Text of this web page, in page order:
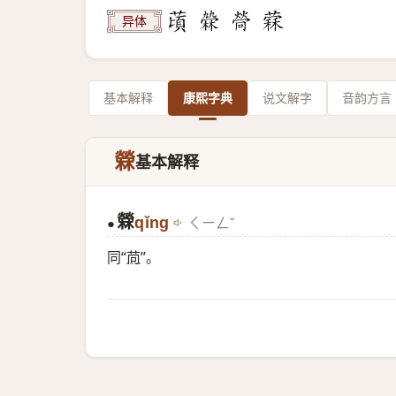
异体
基本解释 康熙字典 说文解字 音韵方言
檾基本解释
● 檾qǐng ㄑㄧㄥˇ
同“苘”。